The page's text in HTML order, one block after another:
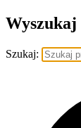
Wyszukaj
Szukaj: